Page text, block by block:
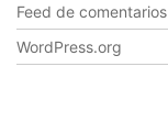
Feed de comentarios
WordPress.org